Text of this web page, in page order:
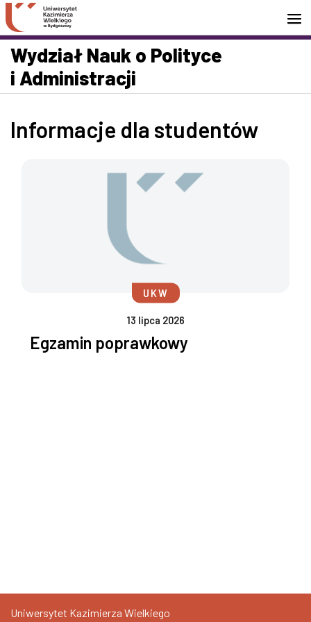
Przejdź do wyszukiwarki
Przejdź do treści
Przejdź do stopki - Kontakt
Wydział Nauk o Polityce
i Administracji
Informacje dla studentów
UKW
13 lipca 2026
Egzamin poprawkowy
Uniwersytet Kazimierza Wielkiego